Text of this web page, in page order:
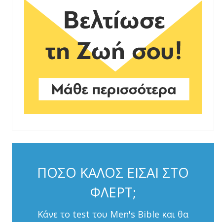
ΠΟΣΟ ΚΑΛΟΣ ΕΙΣΑΙ ΣΤΟ
ΦΛΕΡΤ;
Κάνε το test του Men's Bible και θα